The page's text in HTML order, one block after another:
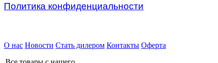
Политика конфиденциальности
О нас Новости Стать дилером Контакты Оферта